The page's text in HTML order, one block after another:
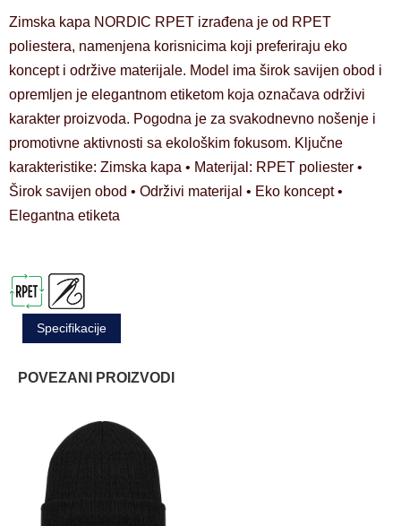
Zimska kapa NORDIC RPET izrađena je od RPET
poliestera, namenjena korisnicima koji preferiraju eko
koncept i održive materijale. Model ima širok savijen obod i
opremljen je elegantnom etiketom koja označava održivi
karakter proizvoda. Pogodna je za svakodnevno nošenje i
promotivne aktivnosti sa ekološkim fokusom. Ključne
karakteristike: Zimska kapa • Materijal: RPET poliester •
Širok savijen obod • Održivi materijal • Eko koncept •
Elegantna etiketa
Specifikacije
POVEZANI PROIZVODI